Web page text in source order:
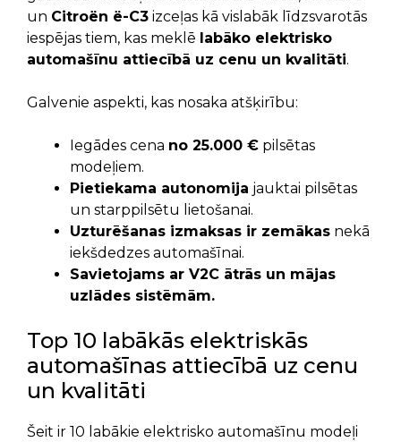
un Citroën ë-C3 izceļas kā vislabāk līdzsvarotās
iespējas tiem, kas meklē labāko elektrisko
automašīnu attiecībā uz cenu un kvalitāti.
Galvenie aspekti, kas nosaka atšķirību:
Iegādes cena no 25.000 € pilsētas
modeļiem.
Pietiekama autonomija jauktai pilsētas
un starppilsētu lietošanai.
Uzturēšanas izmaksas ir zemākas nekā
iekšdedzes automašīnai.
Savietojams ar V2C ātrās un mājas
uzlādes sistēmām.
Top 10 labākās elektriskās
automašīnas attiecībā uz cenu
un kvalitāti
Šeit ir 10 labākie elektrisko automašīnu modeļi